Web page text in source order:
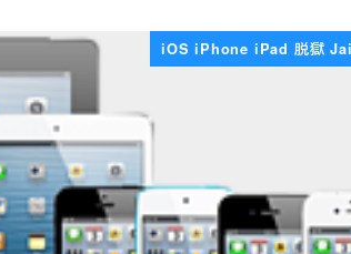
iOS iPhone iPad 脱獄